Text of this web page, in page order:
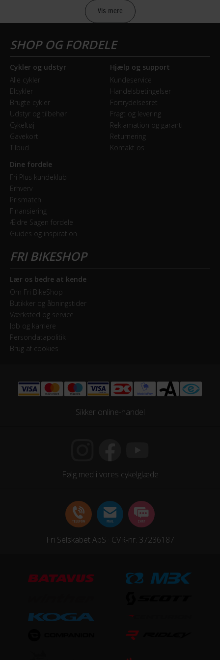
Cross Country (XC)
BREMSER
Bagbremse
Hydraulisk skivebremse
Forbremse
Hydraulisk skivebremse Shimano MT200
GEAR
Bagskifter
SRAM NX Eagle 12 Speed
Geartype
Kassette
Kranksæt
SRAM SRAM NX Eagle DUB Boost / 32T
Samlet antal gear
Skiftegreb
SRAM NX Eagle Trigger
Syncros X-25 32H 25mm
Vis mere
Cykler og udstyr
Alle cykler
Elcykler
Brugte cykler
Udstyr og tilbehør
Cykeltøj
Gavekort
Tilbud
Hjælp og support
Kundeservice
Handelsbetingelser
Fortrydelsesret
Fragt og levering
Reklamation og garanti
Returnering
Kontakt os
Dine fordele
Fri Plus kundeklub
Erhverv
Prismatch
Finansiering
Ældre Sagen fordele
Guides og inspiration
Lær os bedre at kende
Om Fri BikeShop
Butikker og åbningstider
Værksted og service
Job og karriere
Persondatapolitik
Brug af cookies
Sikker online-handel
Følg med i vores cykelglæde
Fri Selskabet ApS · CVR-nr. 37236187